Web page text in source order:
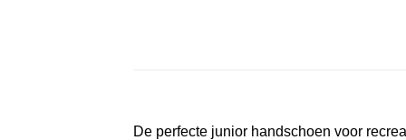
De perfecte junior handschoen voor